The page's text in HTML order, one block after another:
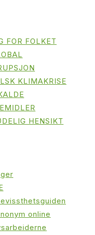
FOR FOLKET
KLIMAKRISE
HENSIKT
online